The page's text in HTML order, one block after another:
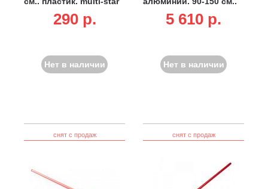
290 p.
Нет в наличии
5 610 p.
Нет в наличии
снят с продаж снят с продаж